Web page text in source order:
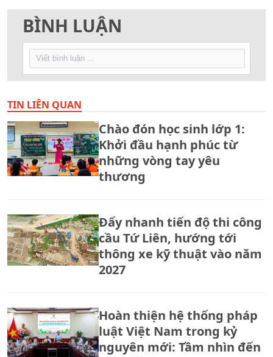
BÌNH LUẬN
TIN LIÊN QUAN
Chào đón học sinh lớp 1:
Khởi đầu hạnh phúc từ
những vòng tay yêu
thương
Đẩy nhanh tiến độ thi công
cầu Tứ Liên, hướng tới
thông xe kỹ thuật vào năm
2027
Hoàn thiện hệ thống pháp
luật Việt Nam trong kỷ
nguyên mới: Tầm nhìn đến